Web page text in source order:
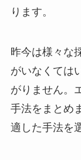
ります。
昨今は様々な
がいなくては
がりません。
手法をまとめ
適した手法を